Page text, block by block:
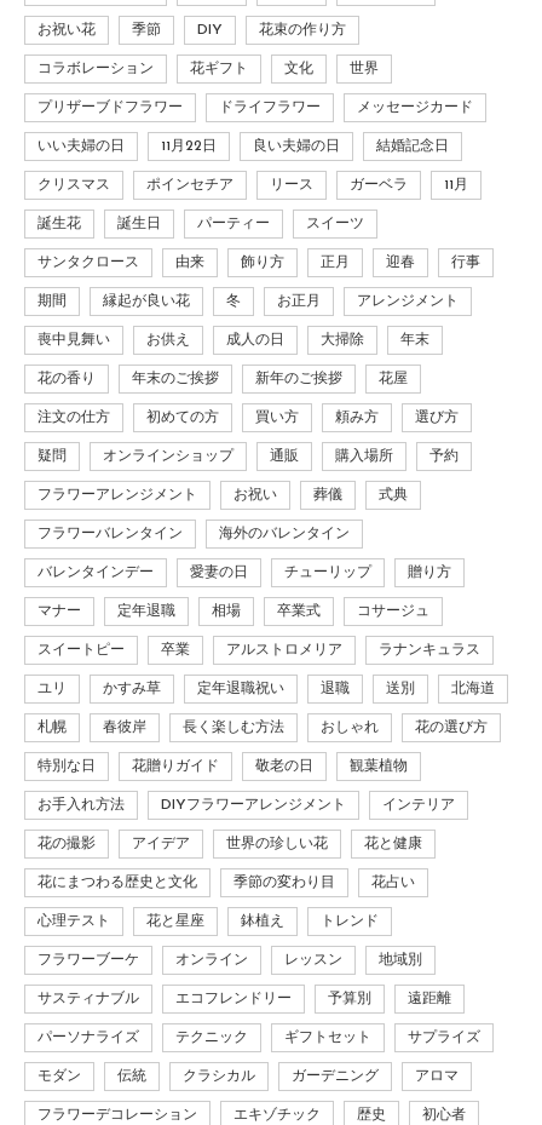
お祝い花 季節 DIY 花束の作り方
コラボレーション 花ギフト 文化 世界
プリザーブドフラワー ドライフラワー メッセージカード
いい夫婦の日 11月22日 良い夫婦の日 結婚記念日
クリスマス ポインセチア リース ガーベラ 11月
誕生花 誕生日 パーティー スイーツ
サンタクロース 由来 飾り方 正月 迎春 行事
期間 縁起が良い花 冬 お正月 アレンジメント
喪中見舞い お供え 成人の日 大掃除 年末
花の香り 年末のご挨拶 新年のご挨拶 花屋
注文の仕方 初めての方 買い方 頼み方 選び方
疑問 オンラインショップ 通販 購入場所 予約
フラワーアレンジメント お祝い 葬儀 式典
フラワーバレンタイン 海外のバレンタイン
バレンタインデー 愛妻の日 チューリップ 贈り方
マナー 定年退職 相場 卒業式 コサージュ
スイートピー 卒業 アルストロメリア ラナンキュラス
ユリ かすみ草 定年退職祝い 退職 送別 北海道
札幌 春彼岸 長く楽しむ方法 おしゃれ 花の選び方
特別な日 花贈りガイド 敬老の日 観葉植物
お手入れ方法 DIYフラワーアレンジメント インテリア
花の撮影 アイデア 世界の珍しい花 花と健康
花にまつわる歴史と文化 季節の変わり目 花占い
心理テスト 花と星座 鉢植え トレンド
フラワーブーケ オンライン レッスン 地域別
サスティナブル エコフレンドリー 予算別 遠距離
パーソナライズ テクニック ギフトセット サプライズ
モダン 伝統 クラシカル ガーデニング アロマ
フラワーデコレーション エキゾチック 歴史 初心者